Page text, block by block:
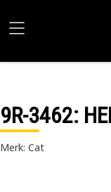
9R-3462:
Merk: Cat